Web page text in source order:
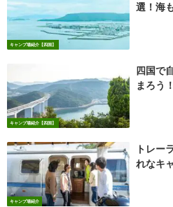
キャンプ場紹介【四国】
選！海
キャンプ場紹介【四国】
四国で
まろう
キャンプ場紹介
トレー
れなキ